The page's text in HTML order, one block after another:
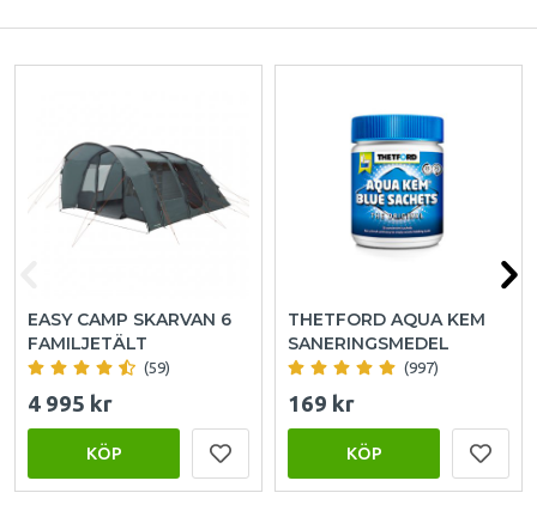
EASY CAMP SKARVAN 6
FAMILJETÄLT
(59)
4 995 kr
KÖP
THETFORD AQUA KEM
SANERINGSMEDEL
(997)
169 kr
KÖP